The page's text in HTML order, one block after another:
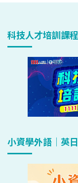
科技人才培訓課程
小資學外語｜英